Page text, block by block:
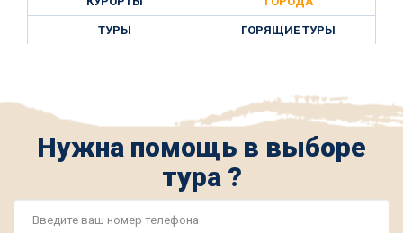
ТУРЫ ГОРЯЩИЕ ТУРЫ
Нужна помощь в выборе
тура ?